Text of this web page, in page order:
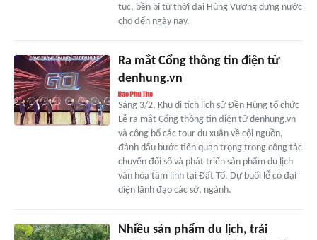
tục, bền bỉ từ thời đại Hùng Vương dựng nước
cho đến ngày nay.
Ra mắt Cổng thông tin điện tử
denhung.vn
Sáng 3/2, Khu di tích lịch sử Đền Hùng tổ chức
Lễ ra mắt Cổng thông tin điện tử denhung.vn
và công bố các tour du xuân về cội nguồn,
đánh dấu bước tiến quan trọng trong công tác
chuyển đổi số và phát triển sản phẩm du lịch
văn hóa tâm linh tại Đất Tổ. Dự buổi lễ có đại
diện lãnh đạo các sở, ngành.
Nhiều sản phẩm du lịch, trải